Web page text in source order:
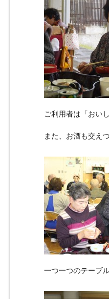
ご利用者は「おい
また、お酒も交え
一つ一つのテーブ